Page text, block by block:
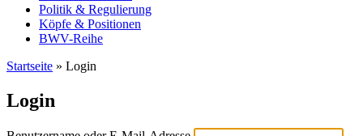
Politik & Regulierung
Köpfe & Positionen
BWV-Reihe
Startseite » Login
Login